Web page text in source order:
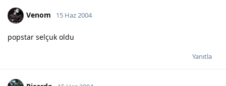
Venom 15 Haz 2004
popstar selçuk oldu
Yanıtla